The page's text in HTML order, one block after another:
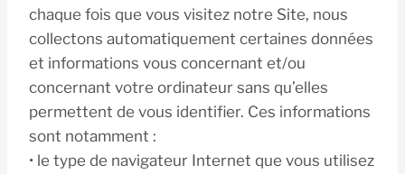
chaque fois que vous visitez notre Site, nous
collectons automatiquement certaines données
et informations vous concernant et/ou
concernant votre ordinateur sans qu’elles
permettent de vous identifier. Ces informations
sont notamment :
• le type de navigateur Internet que vous utilisez